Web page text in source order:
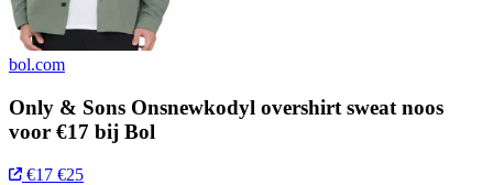
bol.com
Only & Sons Onsnewkodyl overshirt sweat noos
voor €17 bij Bol
€17 €25